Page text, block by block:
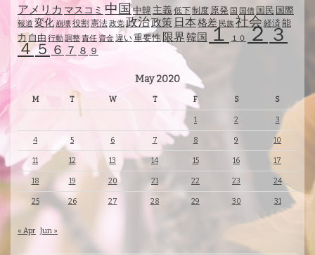
アメリカ マスコミ 中国中韓 主義低下制度 原発 国 国債 国民 国際
報道 変化 崩壊役割 憲法政党政治政策 日本格差 民族社会 経済能
力 自由 行動調整責任 資金違い重要性 限界韓国１ １０ ２３
４５ ６ ７ ８ ９
May 2020
M T W T F S S
1 2 3
4 5 6 7 8 9 10
11 12 13 14 15 16 17
18 19 20 21 22 23 24
25 26 27 28 29 30 31
« Apr Jun »